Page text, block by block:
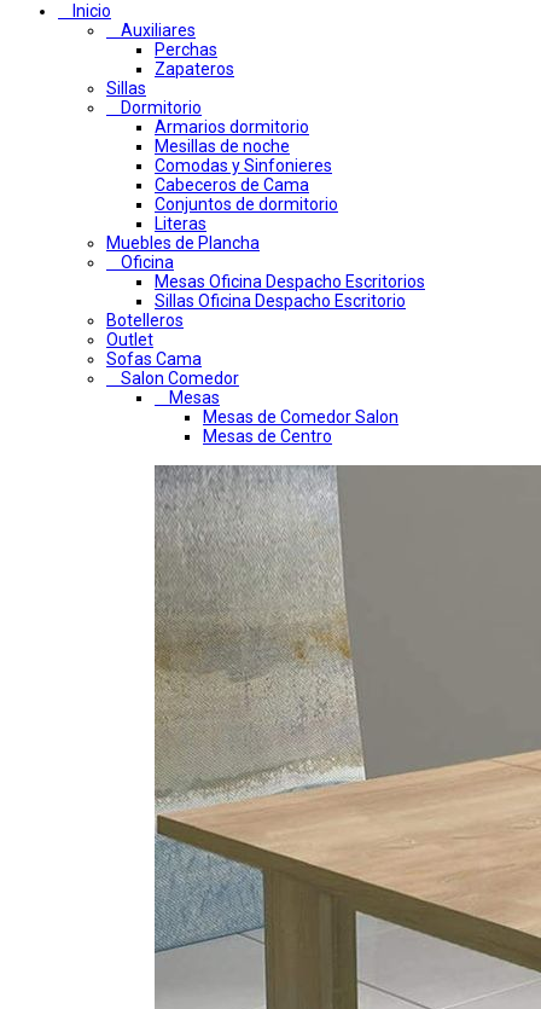
Inicio
Auxiliares
Perchas
Zapateros
Sillas
Dormitorio
Armarios dormitorio
Mesillas de noche
Comodas y Sinfonieres
Cabeceros de Cama
Conjuntos de dormitorio
Literas
Muebles de Plancha
Oficina
Mesas Oficina Despacho Escritorios
Sillas Oficina Despacho Escritorio
Botelleros
Outlet
Sofas Cama
Salon Comedor
Mesas
Mesas de Comedor Salon
Mesas de Centro